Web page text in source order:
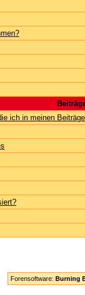
ich in meinen
Forensoftware: Burning